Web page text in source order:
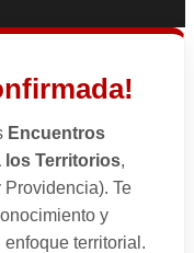
Encuentros
los Territorios,
Providencia). Te
y
territorial.